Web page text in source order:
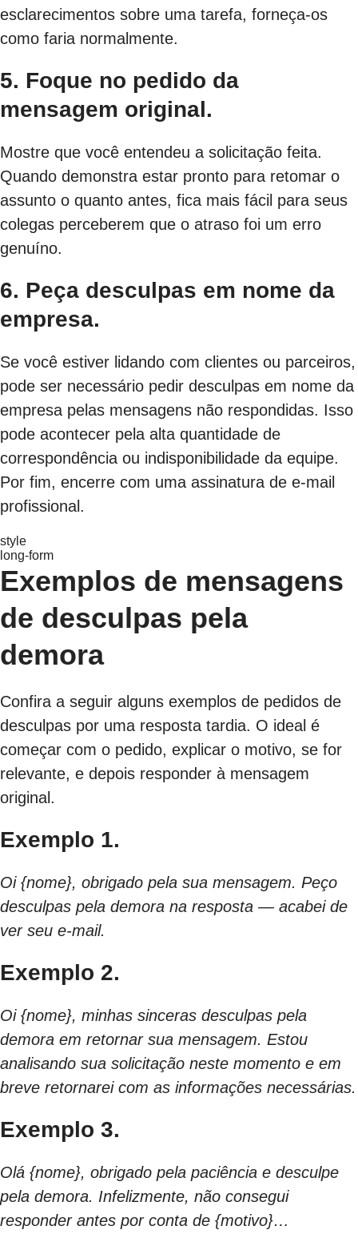
esclarecimentos sobre uma tarefa, forneça-os
como faria normalmente.
5. Foque no pedido da
mensagem original.
Mostre que você entendeu a solicitação feita.
Quando demonstra estar pronto para retomar o
assunto o quanto antes, fica mais fácil para seus
colegas perceberem que o atraso foi um erro
genuíno.
6. Peça desculpas em nome da
empresa.
Se você estiver lidando com clientes ou parceiros,
pode ser necessário pedir desculpas em nome da
empresa pelas mensagens não respondidas. Isso
pode acontecer pela alta quantidade de
correspondência ou indisponibilidade da equipe.
Por fim, encerre com uma assinatura de e-mail
profissional.
style
long-form
Exemplos de mensagens
de desculpas pela
demora
Confira a seguir alguns exemplos de pedidos de
desculpas por uma resposta tardia. O ideal é
começar com o pedido, explicar o motivo, se for
relevante, e depois responder à mensagem
original.
Exemplo 1.
Oi {nome}, obrigado pela sua mensagem. Peço
desculpas pela demora na resposta — acabei de
ver seu e-mail.
Exemplo 2.
Oi {nome}, minhas sinceras desculpas pela
demora em retornar sua mensagem. Estou
analisando sua solicitação neste momento e em
breve retornarei com as informações necessárias.
Exemplo 3.
Olá {nome}, obrigado pela paciência e desculpe
pela demora. Infelizmente, não consegui
responder antes por conta de {motivo}…